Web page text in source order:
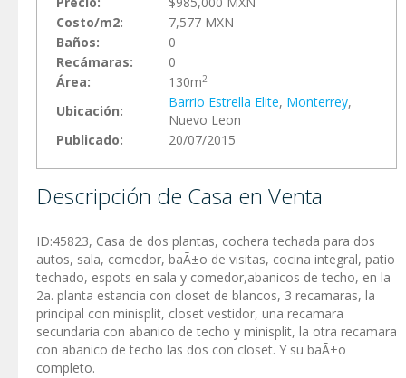
Costo/m2:
7,577 MXN
Baños:
0
Recámaras:
0
Área:
130m2
Ubicación:
Barrio Estrella Elite, Monterrey,
Nuevo Leon
Publicado:
20/07/2015
Descripción de Casa en Venta
ID:45823, Casa de dos plantas, cochera techada para dos
autos, sala, comedor, baÃ±o de visitas, cocina integral, patio
techado, espots en sala y comedor,abanicos de techo, en la
2a. planta estancia con closet de blancos, 3 recamaras, la
principal con minisplit, closet vestidor, una recamara
secundaria con abanico de techo y minisplit, la otra recamara
con abanico de techo las dos con closet. Y su baÃ±o
completo.